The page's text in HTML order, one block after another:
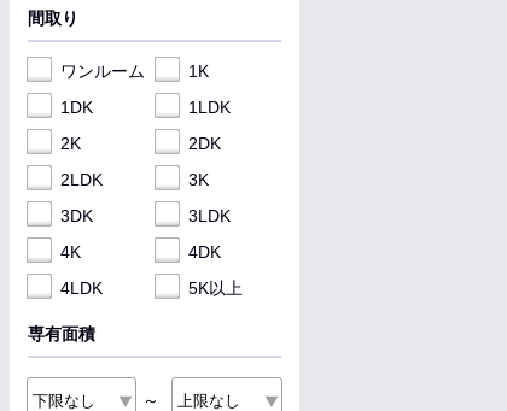
間取り
ワンルーム
1K
1DK
1LDK
2K
2DK
2LDK
3K
3DK
3LDK
4K
4DK
4LDK
5K以上
専有面積
～